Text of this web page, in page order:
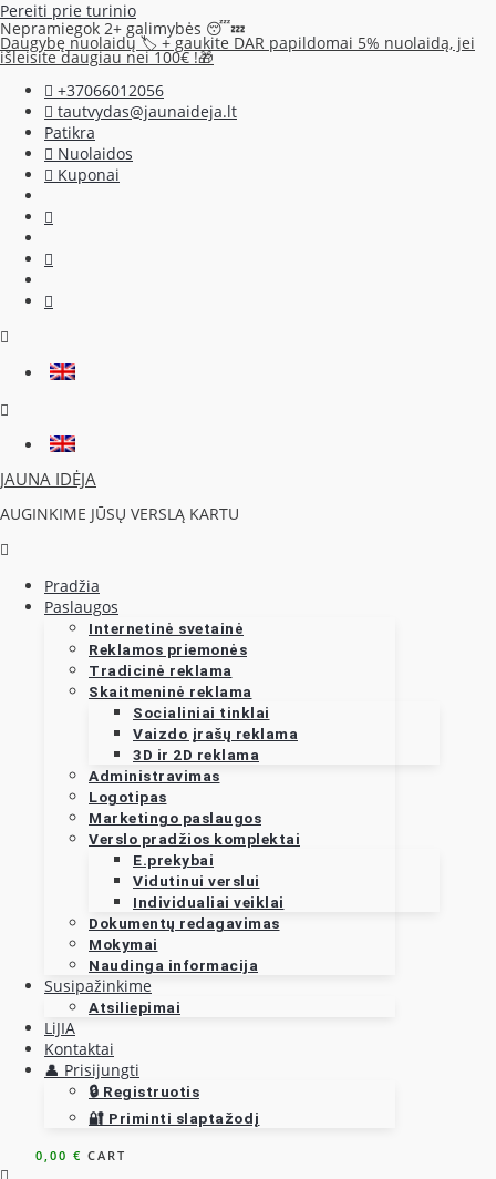
Pereiti prie turinio
Nepramiegok 2+ galimybės 😴💤
Daugybę nuolaidų 🏷️ + gaukite DAR papildomai 5% nuolaidą, jei
išleisite daugiau nei 100€ !🎁
+37066012056
tautvydas@jaunaideja.lt
Patikra
Nuolaidos
Kuponai
JAUNA IDĖJA
AUGINKIME JŪSŲ VERSLĄ KARTU
Pradžia
Paslaugos
Internetinė svetainė
Reklamos priemonės
Tradicinė reklama
Skaitmeninė reklama
Socialiniai tinklai
Vaizdo įrašų reklama
3D ir 2D reklama
Administravimas
Logotipas
Marketingo paslaugos
Verslo pradžios komplektai
E.prekybai
Vidutinui verslui
Individualiai veiklai
Dokumentų redagavimas
Mokymai
Naudinga informacija
Susipažinkime
Atsiliepimai
LiJIA
Kontaktai
👤 Prisijungti
🔒 Registruotis
🔐 Priminti slaptažodį
0,00 € CART